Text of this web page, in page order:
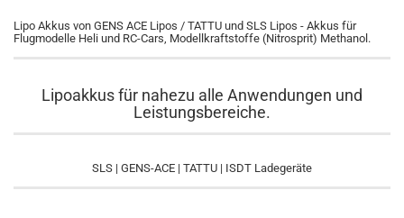
Lipo Akkus von GENS ACE Lipos / TATTU und SLS Lipos - Akkus für
Flugmodelle Heli und RC-Cars, Modellkraftstoffe (Nitrosprit) Methanol.
Lipoakkus für nahezu alle Anwendungen und
Leistungsbereiche.
SLS | GENS-ACE | TATTU | ISDT Ladegeräte